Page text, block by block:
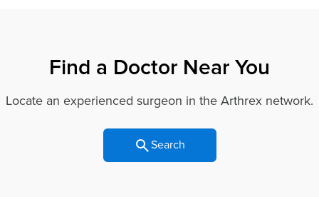
Find a Doctor Near You
Locate an experienced surgeon in the Arthrex network.
Search